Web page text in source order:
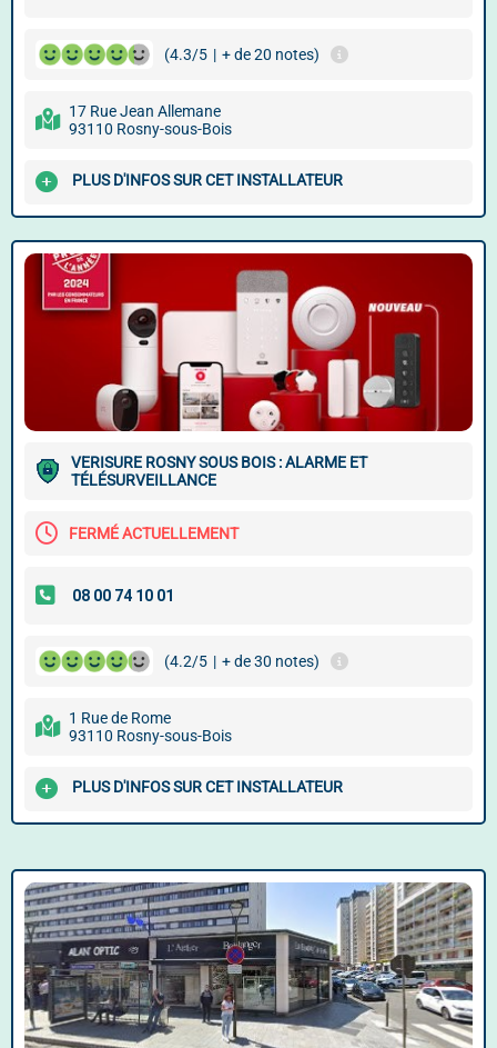
(4.3/5 | + de 20 notes)
17 Rue Jean Allemane
93110 Rosny-sous-Bois
PLUS D'INFOS SUR CET INSTALLATEUR
VERISURE ROSNY SOUS BOIS : ALARME ET
TÉLÉSURVEILLANCE
FERMÉ ACTUELLEMENT
(4.2/5 | + de 30 notes)
1 Rue de Rome
93110 Rosny-sous-Bois
PLUS D'INFOS SUR CET INSTALLATEUR